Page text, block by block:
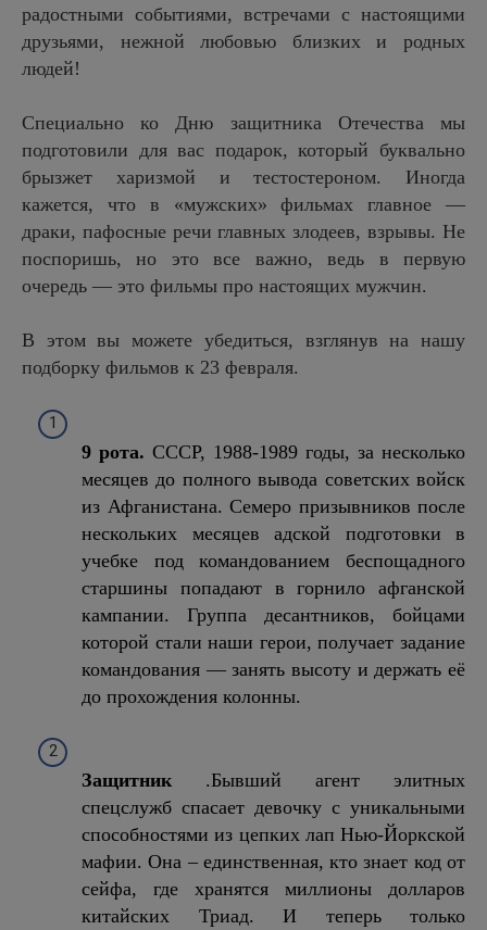
радостными событиями, встречами с настоящими
друзьями, нежной любовью близких и родных
людей!
Специально ко Дню защитника Отечества мы
подготовили для вас подарок, который буквально
брызжет харизмой и тестостероном. Иногда
кажется, что в «мужских» фильмах главное —
драки, пафосные речи главных злодеев, взрывы. Не
поспоришь, но это все важно, ведь в первую
очередь — это фильмы про настоящих мужчин.
В этом вы можете убедиться, взглянув на нашу
подборку фильмов к 23 февраля.
9 рота. СССР, 1988-1989 годы, за несколько
месяцев до полного вывода советских войск
из Афганистана. Семеро призывников после
нескольких месяцев адской подготовки в
учебке под командованием беспощадного
старшины попадают в горнило афганской
кампании. Группа десантников, бойцами
которой стали наши герои, получает задание
командования — занять высоту и держать её
до прохождения колонны.
Защитник .Бывший агент элитных
спецслужб спасает девочку с уникальными
способностями из цепких лап Нью-Йоркской
мафии. Она – единственная, кто знает код от
сейфа, где хранятся миллионы долларов
китайских Триад. И теперь только